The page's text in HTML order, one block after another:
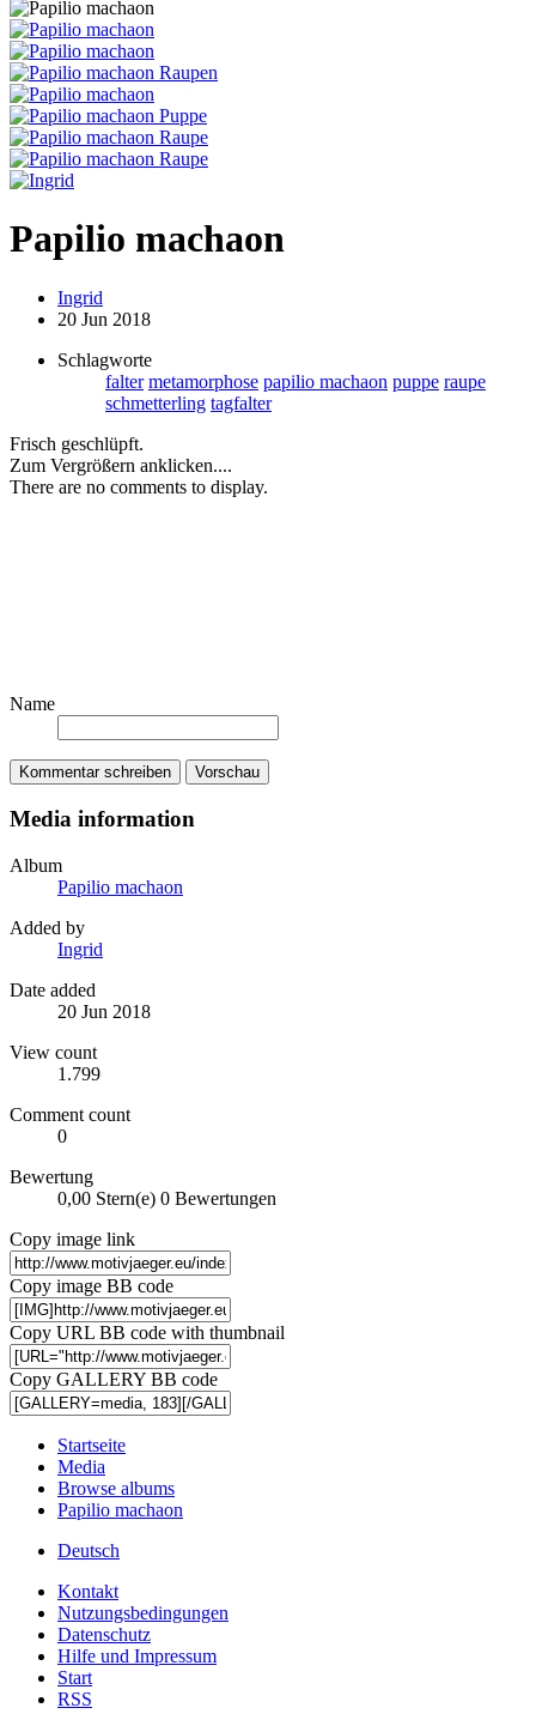
Papilio machaon
Ingrid
20 Jun 2018
Schlagworte
falter metamorphose papilio machaon puppe raupe
schmetterling tagfalter
Frisch geschlüpft.
Zum Vergrößern anklicken....
There are no comments to display.
Name
Kommentar schreiben Vorschau
Media information
Album
Papilio machaon
Added by
Ingrid
Date added
20 Jun 2018
View count
1.799
Comment count
0
Bewertung
0,00 Stern(e) 0 Bewertungen
Copy image link
Copy image BB code
Copy URL BB code with thumbnail
Copy GALLERY BB code
Startseite
Media
Browse albums
Papilio machaon
Deutsch
Kontakt
Nutzungsbedingungen
Datenschutz
Hilfe und Impressum
Start
RSS